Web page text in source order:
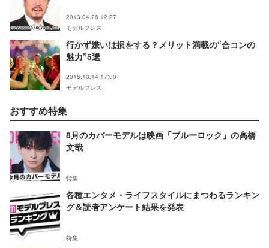
2013.04.26 12:27
モデルプレス
行かず嫌いは損をする？メリット満載の“合コンの
魅力”5選
2016.10.14 17:00
モデルプレス
おすすめ特集
8月のカバーモデルは映画「ブルーロック」の高橋
文哉
特集
各種エンタメ・ライフスタイルにまつわるランキン
グ＆読者アンケート結果を発表
特集